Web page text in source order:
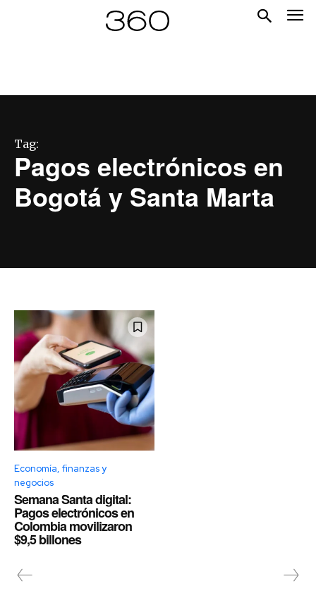
Tag:
Pagos electrónicos en
Bogotá y Santa Marta
Economía, finanzas y
negocios
Semana Santa digital:
Pagos electrónicos en
Colombia movilizaron
$9,5 billones